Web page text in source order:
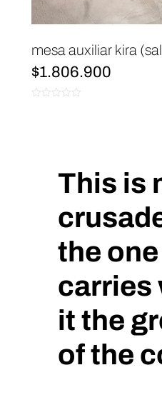
mesa auxiliar kira
$1.806.900
This is
the
carries
it the
of the